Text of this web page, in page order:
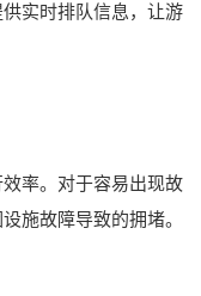
实时排队信息，让游
率。对于容易出现故
施故障导致的拥堵。